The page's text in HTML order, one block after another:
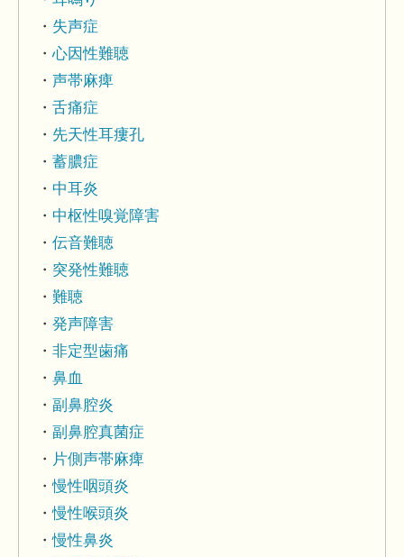
失声症
心因性難聴
声帯麻痺
舌痛症
先天性耳瘻孔
蓄膿症
中耳炎
中枢性嗅覚障害
伝音難聴
突発性難聴
難聴
発声障害
非定型歯痛
鼻血
副鼻腔炎
副鼻腔真菌症
片側声帯麻痺
慢性咽頭炎
慢性喉頭炎
慢性鼻炎